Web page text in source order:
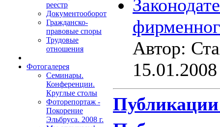
реестр
Документооборот
Гражданско-
правовые споры
Трудовые
отношения
Фотогалерея
Семинары.
Конференции.
Круглые столы
Фоторепортаж -
Покорение
Эльбруса. 2008 г.
Автор:
15.01.2008
Публикации